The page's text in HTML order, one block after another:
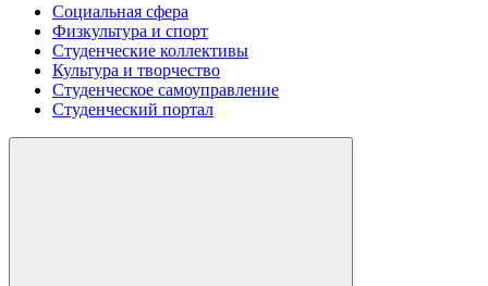
Социальная сфера
Физкультура и спорт
Студенческие коллективы
Культура и творчество
Студенческое самоуправление
Студенческий портал